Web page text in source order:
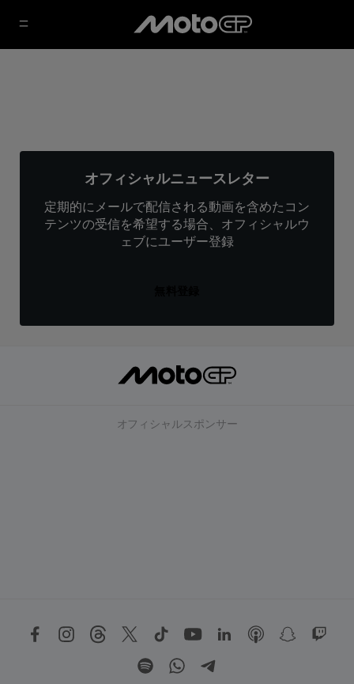
オフィシャルニュースレター
定期的にメールで配信される動画を含めたコン
テンツの受信を希望する場合、オフィシャルウ
ェブにユーザー登録
オフィシャルスポンサー